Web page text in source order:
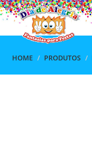
HOME PRODUTOS